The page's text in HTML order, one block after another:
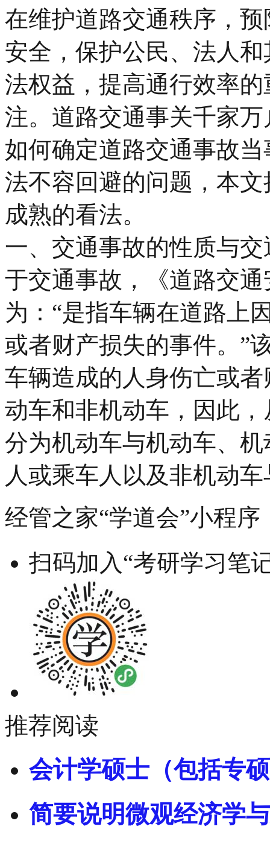
在维护道路交通秩序，
安全，保护公民、法人
法权益，提高通行效率
注。道路交通事关千家
如何确定道路交通事故
法不容回避的问题，本
成熟的看法。
一、交通事故的性质与
于交通事故，《道路交
为：“是指车辆在道路上
或者财产损失的事件。”
车辆造成的人身伤亡或
动车和非机动车，因此
分为机动车与机动车、
人或乘车人以及非机动
经管之家“学道会”小程序
扫码加入“考研学习笔
推荐阅读
会计学硕士（包括专
简要说明微观经济学